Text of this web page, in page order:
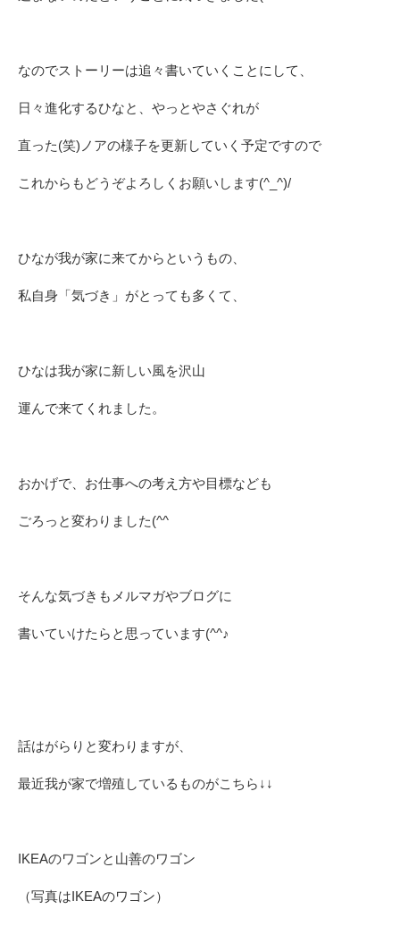
なのでストーリーは追々書いていくことにして、
日々進化するひなと、やっとやさぐれが
直った(笑)ノアの様子を更新していく予定ですので
これからもどうぞよろしくお願いします(^_^)/
ひなが我が家に来てからというもの、
私自身「気づき」がとっても多くて、
ひなは我が家に新しい風を沢山
運んで来てくれました。
おかげで、お仕事への考え方や目標なども
ごろっと変わりました(^^ゞ
そんな気づきもメルマガやブログに
書いていけたらと思っています(^^♪
話はがらりと変わりますが、
最近我が家で増殖しているものがこちら↓↓
IKEAのワゴンと山善のワゴン
（写真はIKEAのワゴン）